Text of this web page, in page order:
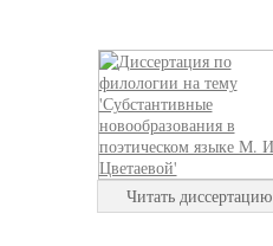
Читать диссертацию